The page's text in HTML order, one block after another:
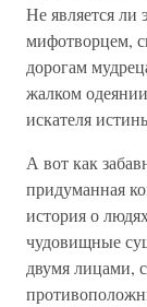
Не является ли
мифотворцем,
дорогам
жалком
искателя
А вот как
придуманная
история о
чудовищные
двумя лицами,